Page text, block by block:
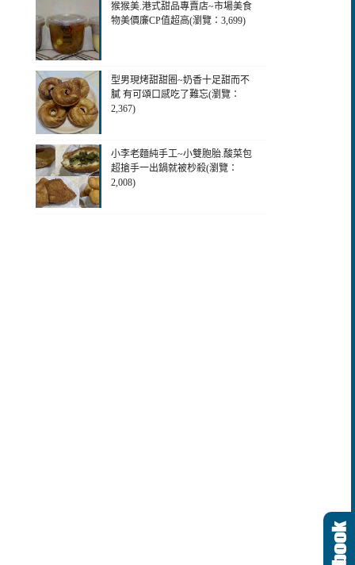
猴猴美.港式甜品專賣店~市場美食
物美價廉CP值超高(瀏覽：3,699)
型男現烤甜甜圈~奶香十足甜而不
膩 有可頌口感吃了難忘(瀏覽：
2,367)
小李老麵純手工~小雙胞胎.酸菜包
超搶手一出鍋就被杪殺(瀏覽：
2,008)